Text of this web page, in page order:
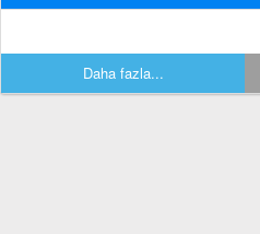
Daha fazla...